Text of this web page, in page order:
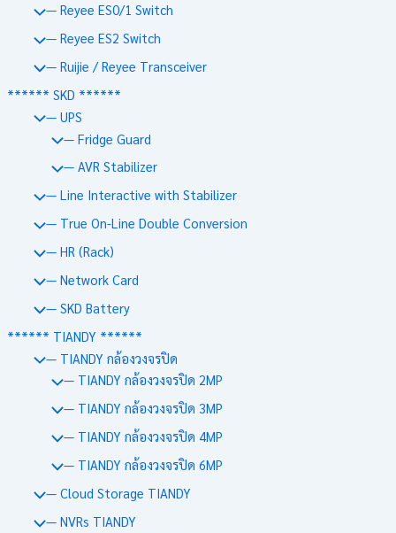
— Reyee ES0/1 Switch
— Reyee ES2 Switch
— Ruijie / Reyee Transceiver
****** SKD ******
— UPS
— Fridge Guard
— AVR Stabilizer
— Line Interactive with Stabilizer
— True On-Line Double Conversion
— HR (Rack)
— Network Card
— SKD Battery
****** TIANDY ******
— TIANDY กล้องวงจรปิด
— TIANDY กล้องวงจรปิด 2MP
— TIANDY กล้องวงจรปิด 3MP
— TIANDY กล้องวงจรปิด 4MP
— TIANDY กล้องวงจรปิด 6MP
— Cloud Storage TIANDY
— NVRs TIANDY